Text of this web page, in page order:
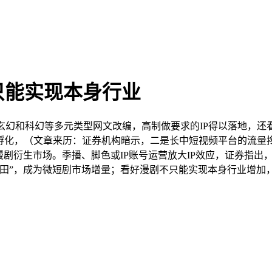
实现本身行业
科幻等多元类型网文改编，高制做要求的IP得以落地，还
，（文章来历：证券机构暗示，二是长中短视频平台的流
衍生市场。季播、脚色或IP账号运营放大IP效应，证券指
”，成为微短剧市场增量；看好漫剧不只能实现本身行业增加